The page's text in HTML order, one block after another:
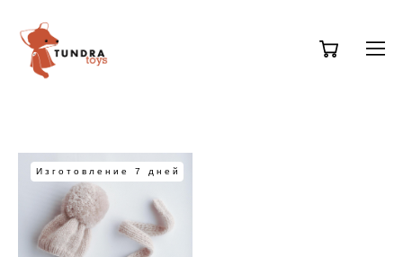
Изготовление 7 дней